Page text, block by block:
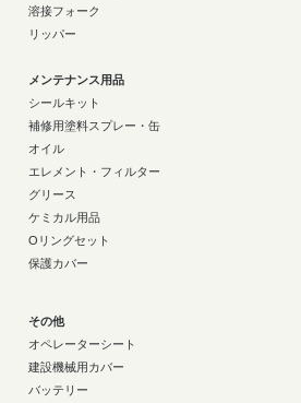
溶接フォーク
リッパー
メンテナンス用品
シールキット
補修用塗料スプレー・缶
オイル
エレメント・フィルター
グリース
ケミカル用品
Oリングセット
保護カバー
その他
オペレーターシート
建設機械用カバー
バッテリー